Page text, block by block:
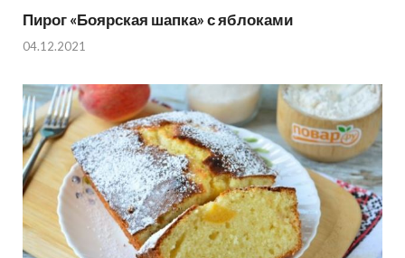
Пирог «Боярская шапка» с яблоками
04.12.2021